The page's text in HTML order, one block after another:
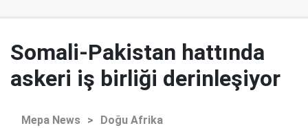
Somali-Pakistan hattında
askeri iş birliği derinleşiyor
Mepa News > Doğu Afrika